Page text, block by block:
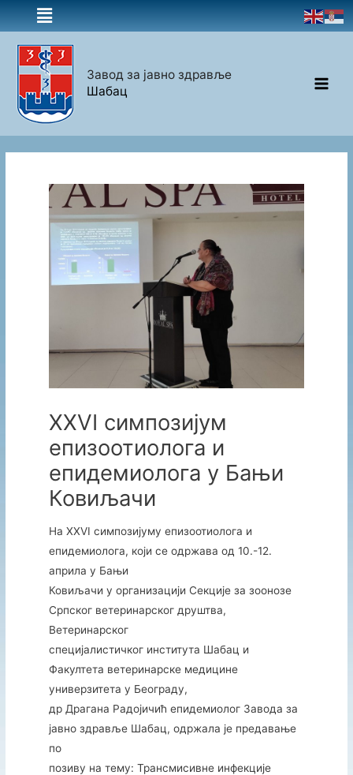
Завод за јавно здравље
Шабац
XXVI симпозијум
епизоотиолога и
епидемиолога у Бањи
Ковиљачи
На XXVI симпозијуму епизоотиолога и
епидемиолога, који се одржава од 10.-12.
априла у Бањи
Ковиљачи у организацији Секције за зоонозе
Српског ветеринарског друштва,
Ветеринарског
специјалистичког института Шабац и
Факултета ветеринарске медицине
универзитета у Београду,
др Драгана Радојичић епидемиолог Завода за
јавно здравље Шабац, одржала је предавање
по
позиву на тему: Трансмисивне инфекције